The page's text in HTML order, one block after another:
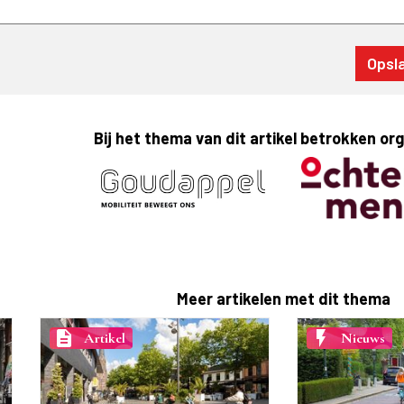
Bij het thema van dit artikel betrokken
Meer artikelen met dit thema
description Artikel flash_on Nieuws